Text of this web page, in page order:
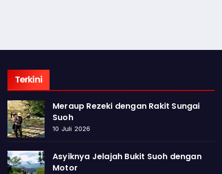
Terkini
Meraup Rezeki dengan Rakit Sungai
Suoh
10 Juli 2026
Asyiknya Jelajah Bukit Suoh dengan
Motor